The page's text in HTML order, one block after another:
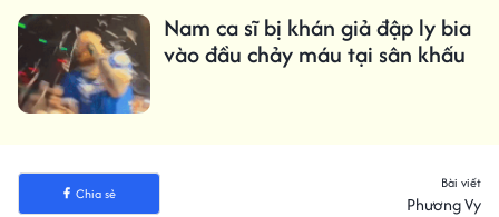
Nam ca sĩ bị khán giả đập ly bia
vào đầu chảy máu tại sân khấu
Chia sẻ
Bài viết
Phương Vy